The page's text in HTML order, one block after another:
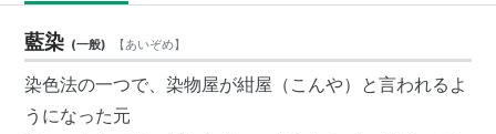
藍染 (一般) 【あいぞめ】
染色法の一つで、染物屋が紺屋（こんや）と言われるよ
うになった元